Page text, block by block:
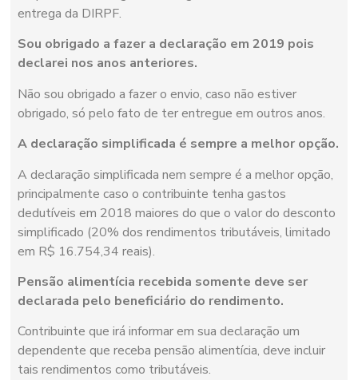
entrega da DIRPF.
Sou obrigado a fazer a declaração em 2019 pois
declarei nos anos anteriores.
Não sou obrigado a fazer o envio, caso não estiver
obrigado, só pelo fato de ter entregue em outros anos.
A declaração simplificada é sempre a melhor opção.
A declaração simplificada nem sempre é a melhor opção,
principalmente caso o contribuinte tenha gastos
dedutíveis em 2018 maiores do que o valor do desconto
simplificado (20% dos rendimentos tributáveis, limitado
em R$ 16.754,34 reais).
Pensão alimentícia recebida somente deve ser
declarada pelo beneficiário do rendimento.
Contribuinte que irá informar em sua declaração um
dependente que receba pensão alimentícia, deve incluir
tais rendimentos como tributáveis.